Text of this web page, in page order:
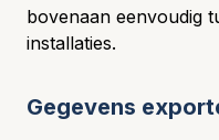
bovenaan eenvoudig
installaties.
Gegevens